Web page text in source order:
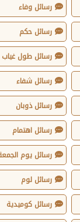
رسائل وفاء
رسائل حكم
رسائل طول غياب
رسائل شفاء
رسائل ذوبان
رسائل اهتمام
رسائل يوم
رسائل لوم
رسائل كوميدية